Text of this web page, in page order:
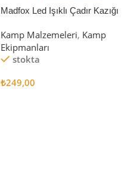
Madfox Led Işıklı Çadır Kazığı
Kamp Malzemeleri, Kamp
Ekipmanları
stokta
₺249,00